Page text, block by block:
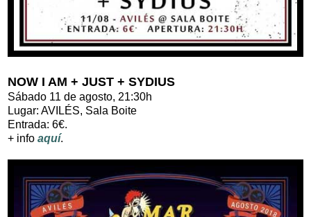
NOW I AM + JUST + SYDIUS
Sábado 11 de agosto, 21:30h
Lugar: AVILÉS, Sala Boite
Entrada: 6€.
+ info aquí.